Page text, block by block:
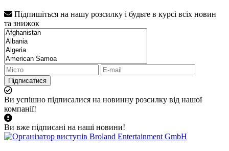
Підпишіться на нашу розсилку і будьте в курсі всіх новин
та знижок
Підписатися
Ви успішно підписалися на новинну розсилку від нашої
компанії!
Ви вже підписані на наші новини!